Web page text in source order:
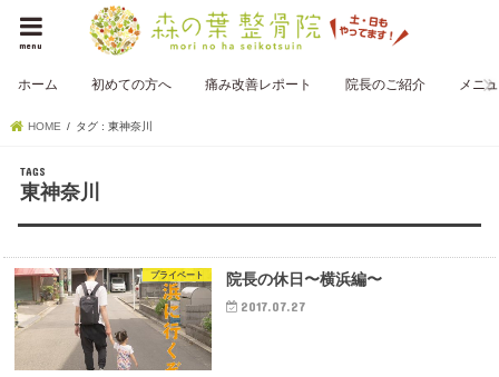
menu
ホーム 初めての方へ 痛み改善レポート 院長のご紹介 メニ
HOME タグ : 東神奈川
東神奈川
プライベート 院長の休日〜横浜編〜
2017.07.27